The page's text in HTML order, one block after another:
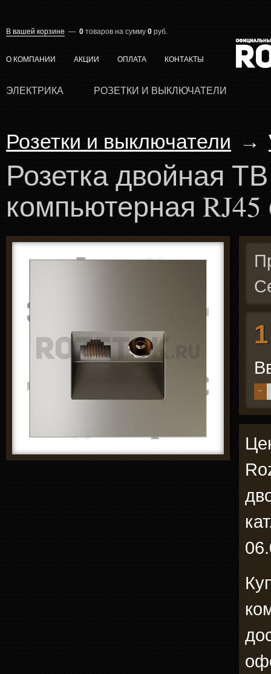
В вашей корзине — 0 товаров на сумму 0 руб.
О КОМПАНИИ АКЦИИ ОПЛАТА КОНТАКТЫ
ЭЛЕКТРИКА РОЗЕТКИ И ВЫКЛЮЧАТЕЛИ
Розетки и выключатели →
Розетка двойная
компьютерная
−